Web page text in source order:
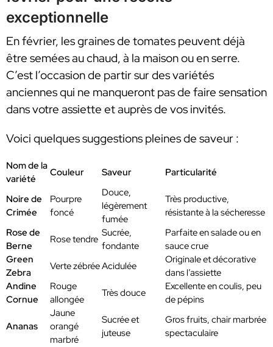
exceptionnelle
En février, les graines de tomates peuvent déjà
être semées au chaud, à la maison ou en serre.
C’est l’occasion de partir sur des variétés
anciennes qui ne manqueront pas de faire sensation
dans votre assiette et auprès de vos invités.
Voici quelques suggestions pleines de saveur :
Nom de la
variété
Couleur Saveur Particularité
Noire de
Crimée
Pourpre
foncé
Douce,
légèrement
fumée
Très productive,
résistante à la sécheresse
Rose de
Berne
Rose tendre
Sucrée,
fondante
Parfaite en salade ou en
sauce crue
Green
Zebra
Verte zébréeAcidulée
Originale et décorative
dans l’assiette
Andine
Cornue
Rouge
allongée
Très douce
Excellente en coulis, peu
de pépins
Ananas
Jaune
orangé
marbré
Sucrée et
juteuse
Gros fruits, chair marbrée
spectaculaire